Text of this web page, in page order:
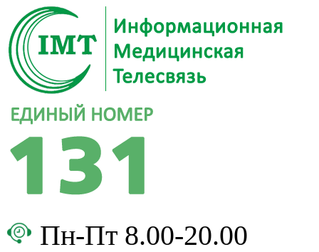
Пн-Пт 8.00-20.00